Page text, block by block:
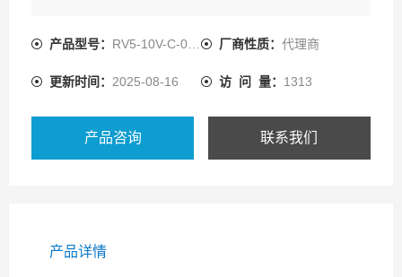
产品型号： RV5-10V-C-0-35/ 厂商性质： 代理商
更新时间： 2025-08-16 访 问 量： 1313
产品咨询 联系我们
产品详情